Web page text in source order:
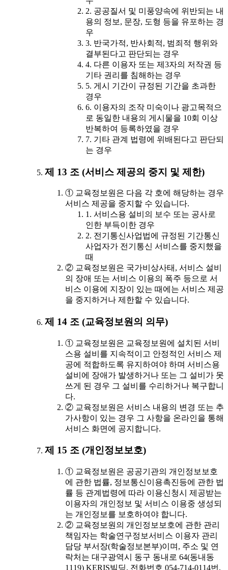
2. 공공질서 및 미풍양속에 위반되는 내
용의 정보, 문장, 도형 등을 유포하는 경
우
3. 반국가적, 반사회적, 범죄적 행위와
결부된다고 판단되는 경우
4. 다른 이용자 또는 제3자의 저작권 등
기타 권리를 침해하는 경우
5. 게시 기간이 규정된 기간을 초과한
경우
6. 이용자의 조작 미숙이나 광고목적으
로 동일한 내용의 게시물을 10회 이상
반복하여 등록하였을 경우
7. 기타 관계 법령에 위배된다고 판단되
는 경우
제 13 조 (서비스 제공의 중지 및 제한)
① 교육정보원은 다음 각 호에 해당하는 경우
서비스 제공을 중지할 수 있습니다.
1. 서비스용 설비의 보수 또는 공사로
인한 부득이한 경우
2. 전기통신사업법에 규정된 기간통신
사업자가 전기통신 서비스를 중지했을
때
② 교육정보원은 국가비상사태, 서비스 설비
의 장애 또는 서비스 이용의 폭주 등으로 서
비스 이용에 지장이 있는 때에는 서비스 제공
을 중지하거나 제한할 수 있습니다.
제 14 조 (교육정보원의 의무)
① 교육정보원은 교육정보원에 설치된 서비
스용 설비를 지속적이고 안정적인 서비스 제
공에 적합하도록 유지하여야 하며 서비스용
설비에 장애가 발생하거나 또는 그 설비가 못
쓰게 된 경우 그 설비를 수리하거나 복구합니
다.
② 교육정보원은 서비스 내용의 변경 또는 추
가사항이 있는 경우 그 사항을 온라인을 통해
서비스 화면에 공지합니다.
제 15 조 (개인정보보호)
① 교육정보원은 공공기관의 개인정보보호
에 관한 법률, 정보통신이용촉진등에 관한 법
률 등 관계법령에 따라 이용신청시 제공받는
이용자의 개인정보 및 서비스 이용중 생성되
는 개인정보를 보호하여야 합니다.
② 교육정보원의 개인정보보호에 관한 관리
책임자는 학술연구정보서비스 이용자 관리
담당 부서장(학술정보본부)이며, 주소 및 연
락처는 대구광역시 동구 동내로 64(동내동
1119) KERIS빌딩, 전화번호 054-714-0114번,